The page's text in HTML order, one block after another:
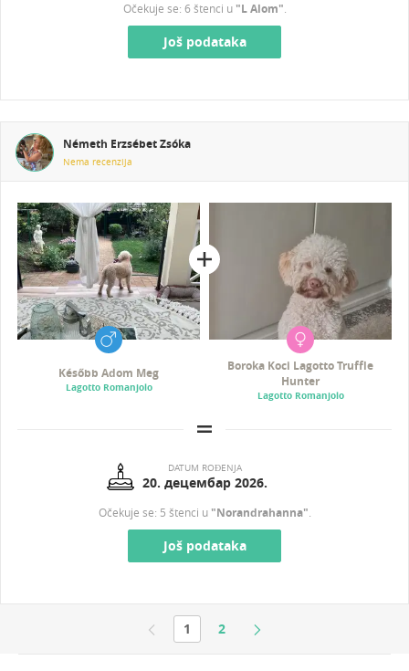
Očekuje se: 6 štenci u "L Alom".
Još podataka
Németh Erzsébet Zsóka
Nema recenzija
Később Adom Meg
Lagotto Romanjolo
Boroka Koci Lagotto Truffle
Hunter
Lagotto Romanjolo
DATUM ROĐENJA
20. децембар 2026.
Očekuje se: 5 štenci u "Norandrahanna"
Još podataka
1 2